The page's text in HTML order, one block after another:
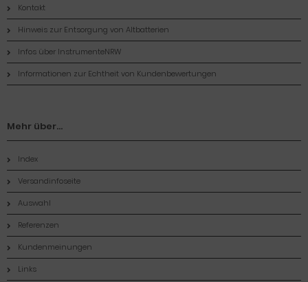
Kontakt
Hinweis zur Entsorgung von Altbatterien
Infos über InstrumenteNRW
Informationen zur Echtheit von Kundenbewertungen
Mehr über...
Index
Versandinfoseite
Auswahl
Referenzen
Kundenmeinungen
Links